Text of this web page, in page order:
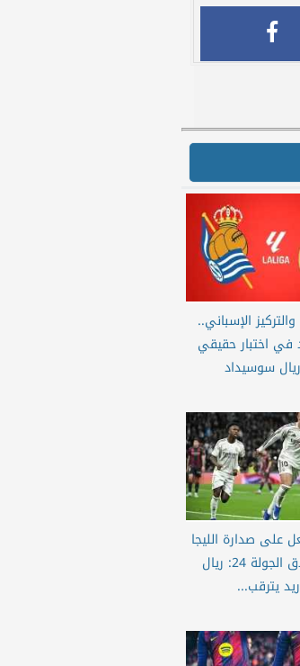
الإسباني..
في اختبار حقيقي
سوسيداد
على صدارة الليجا
قبل انطلاق الجولة 24: ريال
يترقب...